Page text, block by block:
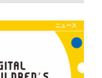
ニュース